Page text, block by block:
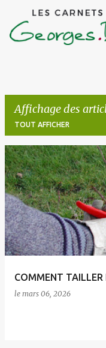
Affichage des
TOUT AFFICHER
A
r
t
c
COMMENT TAILLER
le mars 06, 2026